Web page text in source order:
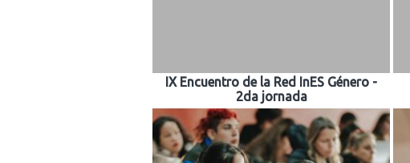
IX Encuentro de la Red InES Género -
2da jornada